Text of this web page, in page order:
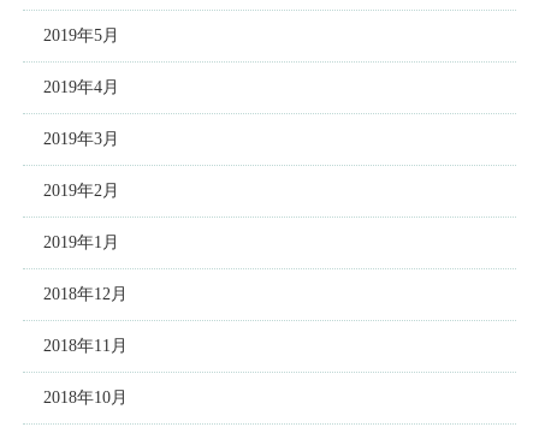
2019年5月
2019年4月
2019年3月
2019年2月
2019年1月
2018年12月
2018年11月
2018年10月